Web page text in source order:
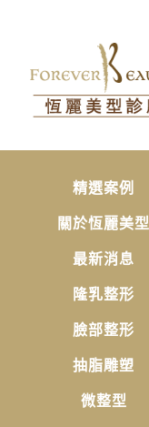
精選案例
關於恆麗美型
最新消息
隆乳整形
臉部整形
抽脂雕塑
微整型